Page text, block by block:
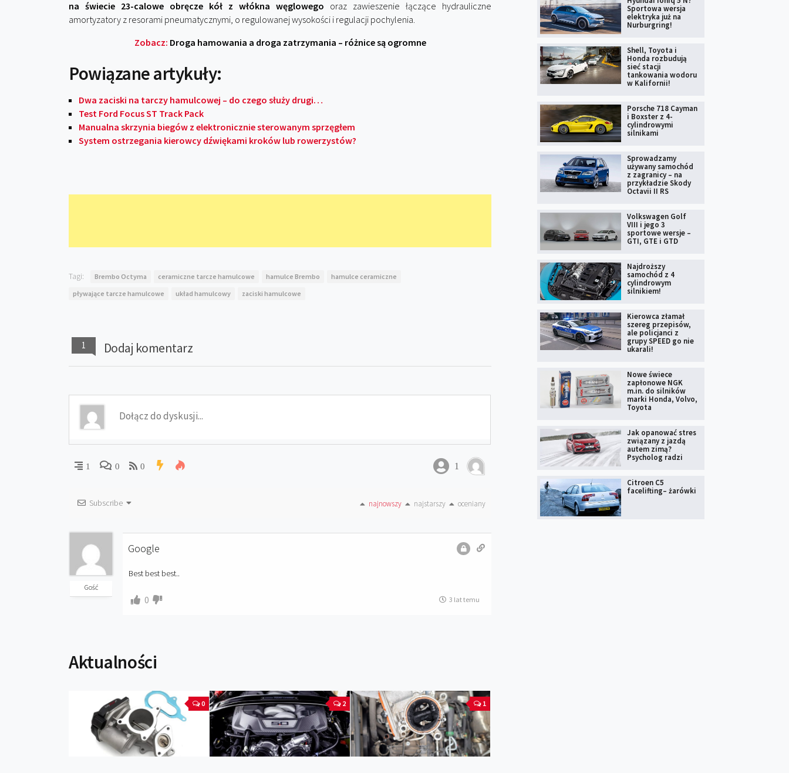
na świecie 23-calowe obręcze kół z włókna węglowego oraz zawieszenie łączące hydrauliczne
amortyzatory z resorami pneumatycznymi, o regulowanej wysokości i regulacji pochylenia.
Zobacz: Droga hamowania a droga zatrzymania – różnice są ogromne
Powiązane artykuły:
Dwa zaciski na tarczy hamulcowej – do czego służy drugi…
Test Ford Focus ST Track Pack
Manualna skrzynia biegów z elektronicznie sterowanym sprzęgłem
System ostrzegania kierowcy dźwiękami kroków lub rowerzystów?
Tagi: Brembo Octyma ceramiczne tarcze hamulcowe hamulce Brembo
hamulce ceramiczne
pływające tarcze hamulcowe
układ hamulcowy zaciski hamulcowe
1 Dodaj komentarz
1 0 0 1
Subscribe najnowszy najstarszy oceniany
Gość
Google
Best best best..
0 3 lat temu
Aktualności
0 2 1
Sportowa wersja
elektryka już na
Nurburgring!
Shell, Toyota i
Honda rozbudują
sieć stacji
tankowania wodoru
w Kalifornii!
Porsche 718 Cayman
i Boxster z 4-
cylindrowymi
silnikami
Sprowadzamy
używany samochód
z zagranicy – na
przykładzie Skody
Octavii II RS
Volkswagen Golf
VIII i jego 3
sportowe wersje –
GTI, GTE i GTD
Najdroższy
samochód z 4
cylindrowym
silnikiem!
Kierowca złamał
szereg przepisów,
ale policjanci z
grupy SPEED go nie
ukarali!
Nowe świece
zapłonowe NGK
m.in. do silników
marki Honda, Volvo,
Toyota
Jak opanować stres
związany z jazdą
autem zimą?
Psycholog radzi
Citroen C5
facelifting– żarówki